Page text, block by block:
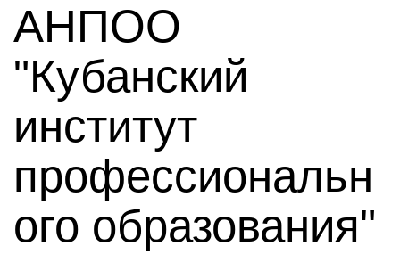
АНПОО
"Кубанский
институт
профессиональн
ого образования"